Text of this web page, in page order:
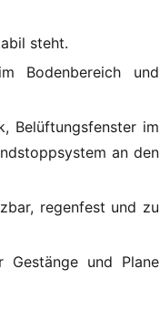
steht.
Bodenbereich und
Belüftungsfenster im
an den
regenfest und zu
Gestänge und Plane